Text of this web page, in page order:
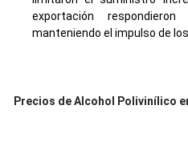
exportación
manteniendo el impulso de
Precios de Alcohol Polivinílico
En Alemania, el Índice de